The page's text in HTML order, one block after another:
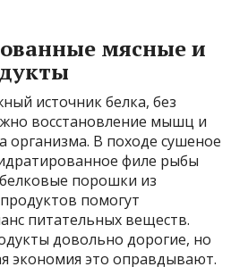
мясные и
источник белка, без
восстановление мышц и
организма. В походе сушеное
филе рыбы
порошки из
помогут
питательных веществ.
довольно дорогие, но
экономия это оправдывают.